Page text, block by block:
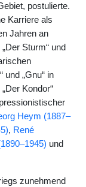
postulierte.
Karriere als
Jahren an
Sturm“ und
und „Gnu“ in
Kondor“
Heym (1887–
, René
und
zunehmend